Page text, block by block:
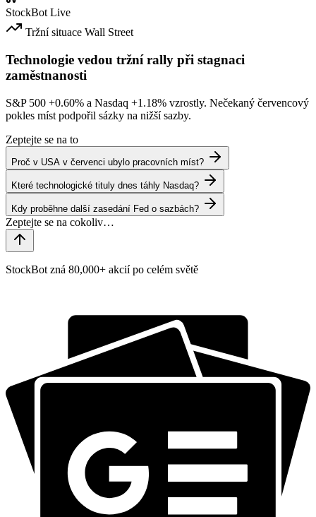
StockBot Live
Tržní situace Wall Street
Technologie vedou tržní rally při stagnaci
zaměstnanosti
S&P 500 +0.60% a Nasdaq +1.18% vzrostly. Nečekaný červencový
pokles míst podpořil sázky na nižší sazby.
Zeptejte se na to
Proč v USA v červenci ubylo pracovních míst?
Které technologické tituly dnes táhly Nasdaq?
Kdy proběhne další zasedání Fed o sazbách?
StockBot zná 80,000+ akcií po celém světě